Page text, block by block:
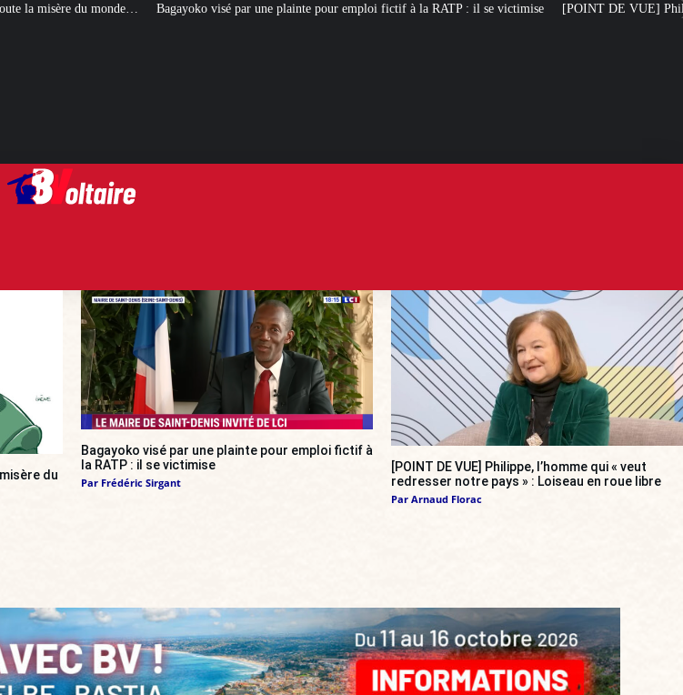
visé par une plainte pour emploi fictif à la RATP : il se victimise [POINT DE VUE] Philippe, l’homme qui « veut
du
Bagayoko visé par une plainte pour emploi fictif à
la RATP : il se victimise
Par Frédéric Sirgant
[POINT DE VUE] Philippe, l’homme qui « veut
redresser notre pays » : Loiseau en roue libre
Par Arnaud Florac